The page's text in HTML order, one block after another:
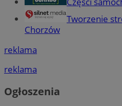
Tworzenie
Chorzów
reklama
reklama
Ogłoszenia